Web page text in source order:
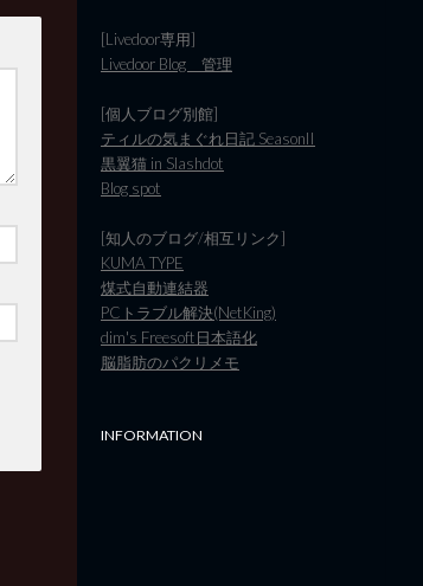
[Livedoor専用]
Livedoor Blog 管理
[個人ブログ別館]
ティルの気まぐれ日記 SeasonII
黒翼猫 in Slashdot
Blog spot
[知人のブログ/相互リンク]
KUMA TYPE
煤式自動連結器
PCトラブル解決(NetKing)
dim's Freesoft日本語化
脳脂肪のパクリメモ
INFORMATION